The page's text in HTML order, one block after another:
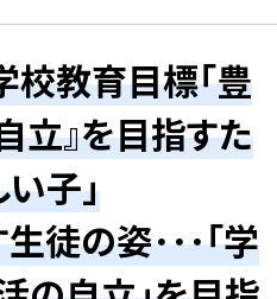
教育目標「豊
立』を目指すた
子」
徒の姿･･･「学